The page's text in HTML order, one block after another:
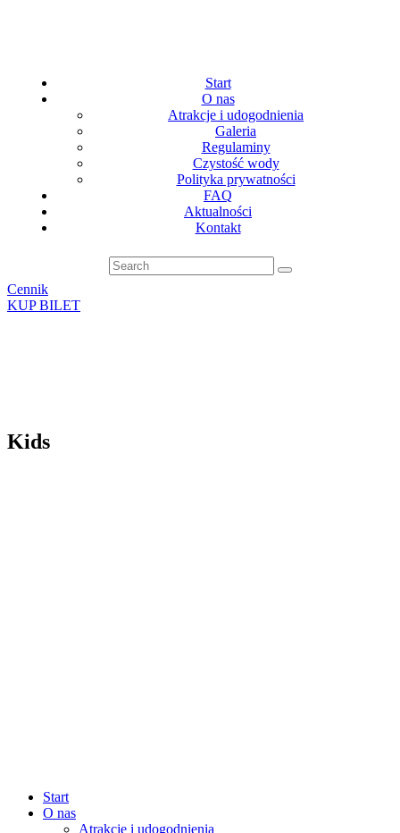
Start
O nas
Atrakcje i udogodnienia
Galeria
Regulaminy
Czystość wody
Polityka prywatności
FAQ
Aktualności
Kontakt
Cennik
KUP BILET
Kids
Start
O nas
Atrakcje i udogodnienia